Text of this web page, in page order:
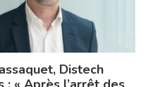
Distech